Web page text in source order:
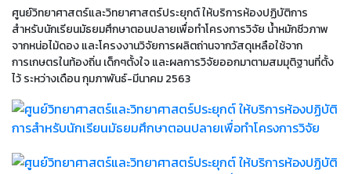
ศูนย์วิทยาศาสตร์และวิทยาศาสตร์ประยุกต์ ให้บริการห้องปฏิบัติการ
สำหรับนักเรียนมัธยมศึกษาตอนปลายเพื่อทำโครงการวิจัย น้ำหมักชีวภาพ
จากหน่อไม้ดอง และโครงงานวิจัยการผลิตถ่านจากวัสดุเหลือใช้จาก
การเกษตรในท้องถิ่น เด็กๆตั้งใจ และผลการวิจัยออกมาตามสมมุติฐานที่ตั้ง
ไว้ ระหว่างเดือน กุมภาพันธ์-มีนาคม 2563